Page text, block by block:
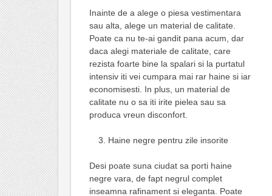
Inainte de a alege o piesa vestimentara
sau alta, alege un material de calitate.
Poate ca nu te-ai gandit pana acum, dar
daca alegi materiale de calitate, care
rezista foarte bine la spalari si la purtatul
intensiv iti vei cumpara mai rar haine si iar
economisesti. In plus, un material de
calitate nu o sa iti irite pielea sau sa
produca vreun disconfort.
Haine negre pentru zile insorite
Desi poate suna ciudat sa porti haine
negre vara, de fapt negrul complet
inseamna rafinament si eleganta. Poate